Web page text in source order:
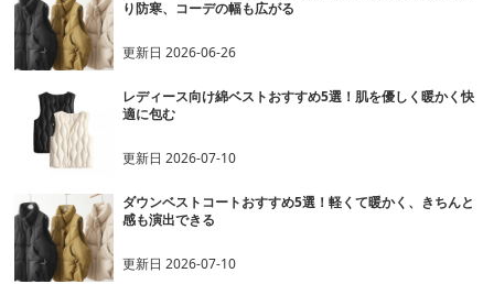
り防寒、コーデの幅も広がる
更新日2026-06-26
レディース向け綿ベストおすすめ5選！肌を優しく暖かく快
適に包む
更新日2026-07-10
ダウンベストコートおすすめ5選！軽くて暖かく、きちんと
感も演出できる
更新日2026-07-10